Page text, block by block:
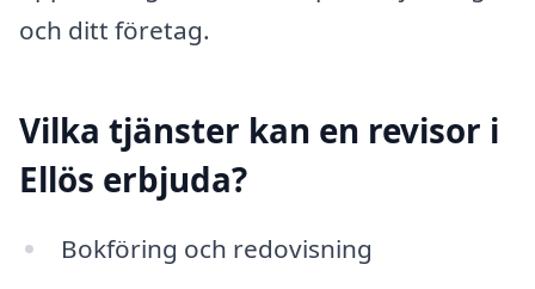
och ditt företag.
Vilka tjänster kan en revisor i
Ellös erbjuda?
Bokföring och redovisning